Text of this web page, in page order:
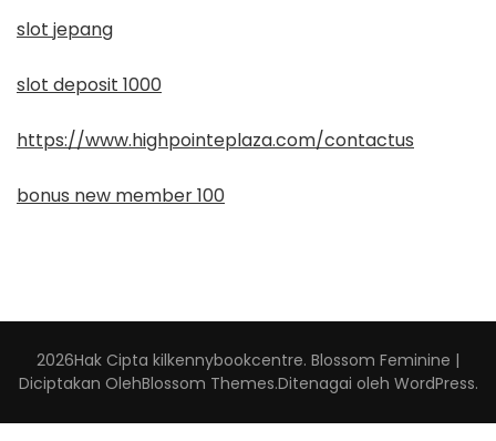
slot jepang
slot deposit 1000
https://www.highpointeplaza.com/contactus
bonus new member 100
2026Hak Cipta kilkennybookcentre. Blossom Feminine |
Diciptakan OlehBlossom Themes.Ditenagai oleh WordPress.